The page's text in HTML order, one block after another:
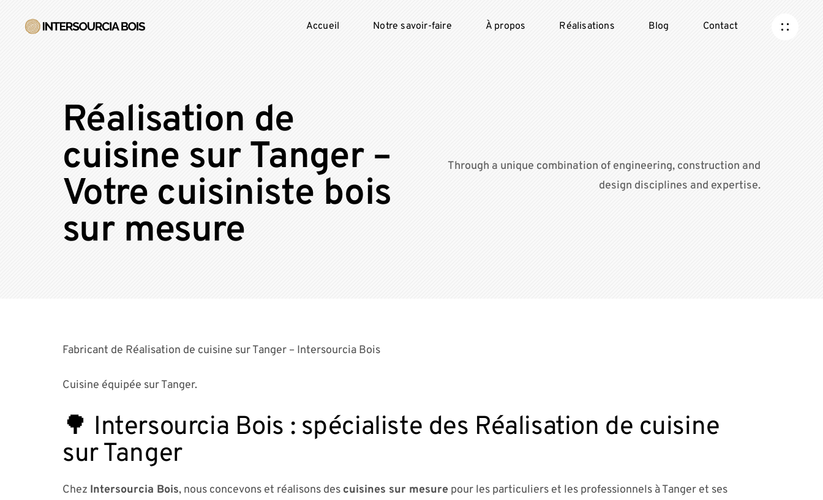
Accueil Notre savoir-faire À propos Réalisations Blog Contact
Réalisation de
cuisine sur Tanger –
Votre cuisiniste bois
sur mesure
Through a unique combination of engineering, construction and
design disciplines and expertise.
Fabricant de Réalisation de cuisine sur Tanger – Intersourcia Bois
Cuisine équipée sur Tanger.
🌳 Intersourcia Bois : spécialiste des Réalisation de cuisine
sur Tanger
Chez Intersourcia Bois, nous concevons et réalisons des cuisines sur mesure pour les particuliers et les professionnels à Tanger et ses